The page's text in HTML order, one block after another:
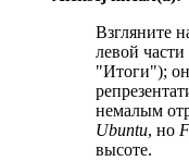
Взгляните
левой
"Итоги");
немалым
Ubuntu, но
высоте.